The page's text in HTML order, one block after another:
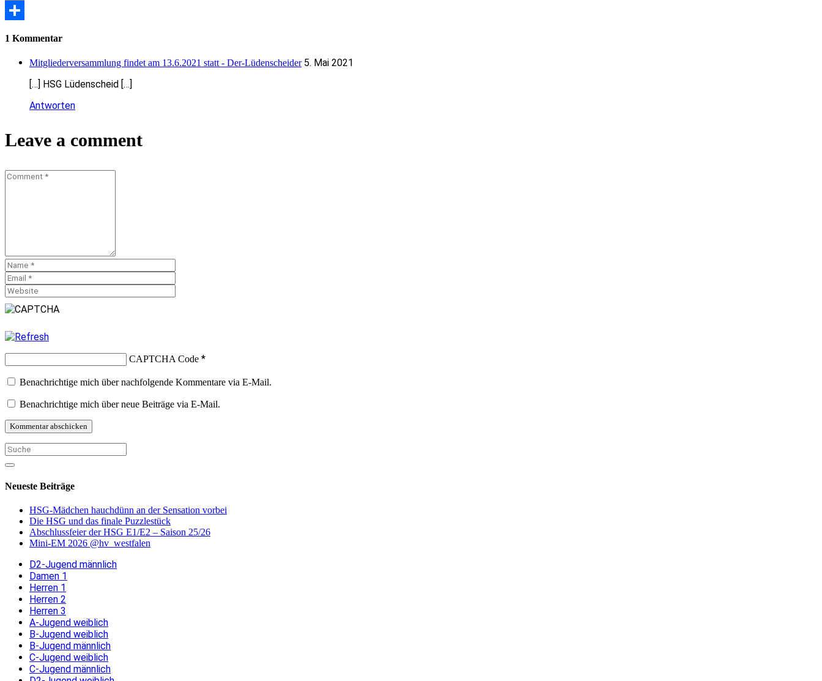
Email
1 Kommentar
Mitgliederversammlung findet am 13.6.2021 statt - Der-Lüdenscheider 5. Mai 2021
[…] HSG Lüdenscheid […]
Antworten
Leave a comment
CAPTCHA Code *
Benachrichtige mich über nachfolgende Kommentare via E-Mail.
Benachrichtige mich über neue Beiträge via E-Mail.
Neueste Beiträge
HSG-Mädchen hauchdünn an der Sensation vorbei
Die HSG und das finale Puzzlestück
Abschlussfeier der HSG E1/E2 – Saison 25/26
Mini-EM 2026 @hv_westfalen
D2-Jugend männlich
Damen 1
Herren 1
Herren 2
Herren 3
A-Jugend weiblich
B-Jugend weiblich
B-Jugend männlich
C-Jugend weiblich
C-Jugend männlich